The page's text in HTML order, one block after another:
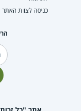
כניסה לצוות האתר